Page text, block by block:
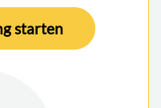
starten